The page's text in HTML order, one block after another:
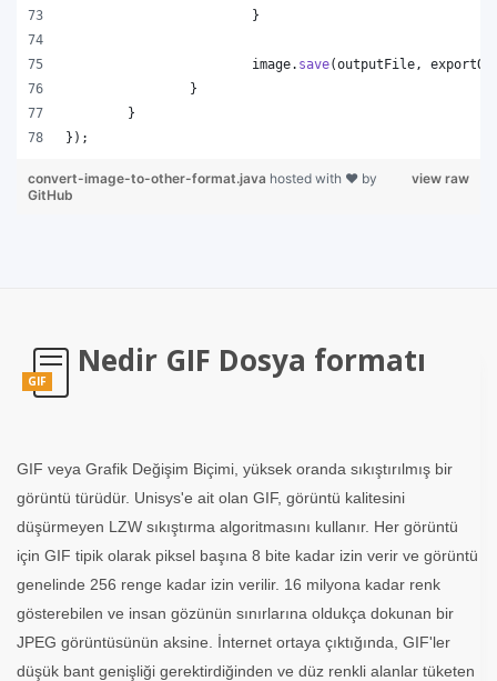
			}
image. save(outputFile ,
		}
	}
});
view raw
convert-image-to-other-format.java hosted with ❤ by
GitHub
GIF
Nedir GIF Dosya formatı
GIF veya Grafik Değişim Biçimi, yüksek oranda sıkıştırılmış bir
görüntü türüdür. Unisys'e ait olan GIF, görüntü kalitesini
düşürmeyen LZW sıkıştırma algoritmasını kullanır. Her görüntü
için GIF tipik olarak piksel başına 8 bite kadar izin verir ve görüntü
genelinde 256 renge kadar izin verilir. 16 milyona kadar renk
gösterebilen ve insan gözünün sınırlarına oldukça dokunan bir
JPEG görüntüsünün aksine. İnternet ortaya çıktığında, GIF'ler
düşük bant genişliği gerektirdiğinden ve düz renkli alanlar tüketen